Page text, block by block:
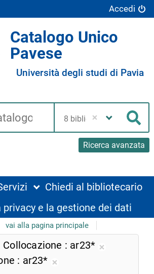
Accedi
Catalogo Unico
Pavese
Università degli studi di Pavia
Ricerca avanzata
biblioteca
Chiedi al bibliotecario
privacy e la gestione dei dati
vai alla pagina principale
Collocazione
ar23*
ar23*